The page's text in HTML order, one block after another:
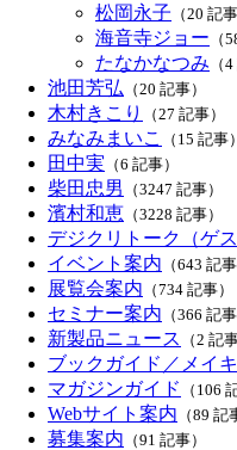
松岡永子 （20 記事
海音寺ジョー （
たなかなつみ （
池田芳弘 （20 記事）
木村きこり （27 記事）
みなみまいこ （15 記事）
田中実 （6 記事）
柴田忠男 （3247 記事）
濱村和恵 （3228 記事）
デジクリトーク（ゲス
イベント案内 （643 記事
展覧会案内 （734 記事）
セミナー案内 （366 記事
新製品ニュース （2 記
ブックガイド／メイ
マガジンガイド （106
Webサイト案内 （89 記
募集案内 （91 記事）